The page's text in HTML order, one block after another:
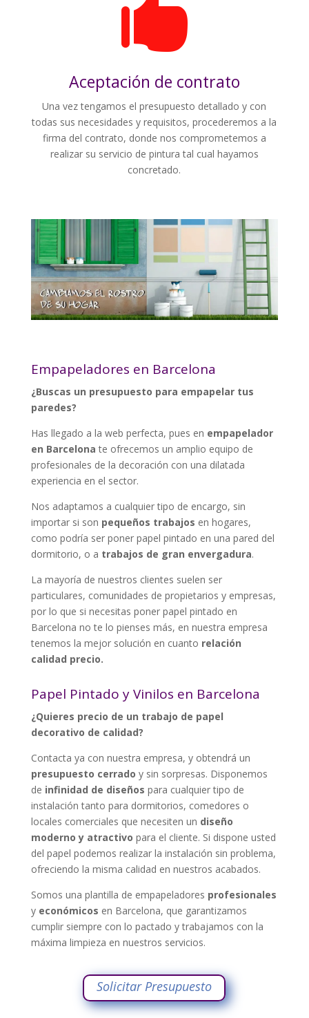

Aceptación de contrato
Una vez tengamos el presupuesto detallado y con
todas sus necesidades y requisitos, procederemos a la
firma del contrato, donde nos comprometemos a
realizar su servicio de pintura tal cual hayamos
concretado.
Empapeladores en Barcelona
¿Buscas un presupuesto para empapelar tus
paredes?
Has llegado a la web perfecta, pues en empapelador
en Barcelona te ofrecemos un amplio equipo de
profesionales de la decoración con una dilatada
experiencia en el sector.
Nos adaptamos a cualquier tipo de encargo, sin
importar si son pequeños trabajos en hogares,
como podría ser poner papel pintado en una pared del
dormitorio, o a trabajos de gran envergadura.
La mayoría de nuestros clientes suelen ser
particulares, comunidades de propietarios y empresas,
por lo que si necesitas poner papel pintado en
Barcelona no te lo pienses más, en nuestra empresa
tenemos la mejor solución en cuanto relación
calidad precio.
Papel Pintado y Vinilos en Barcelona
¿Quieres precio de un trabajo de papel
decorativo de calidad?
Contacta ya con nuestra empresa, y obtendrá un
presupuesto cerrado y sin sorpresas. Disponemos
de infinidad de diseños para cualquier tipo de
instalación tanto para dormitorios, comedores o
locales comerciales que necesiten un diseño
moderno y atractivo para el cliente. Si dispone usted
del papel podemos realizar la instalación sin problema,
ofreciendo la misma calidad en nuestros acabados.
Somos una plantilla de empapeladores profesionales
y económicos en Barcelona, que garantizamos
cumplir siempre con lo pactado y trabajamos con la
máxima limpieza en nuestros servicios.
Solicitar Presupuesto